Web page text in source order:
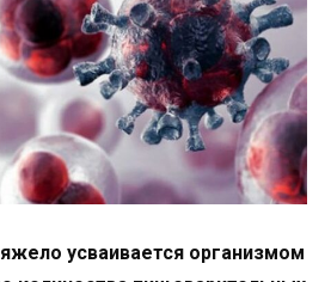
усваивается организмом